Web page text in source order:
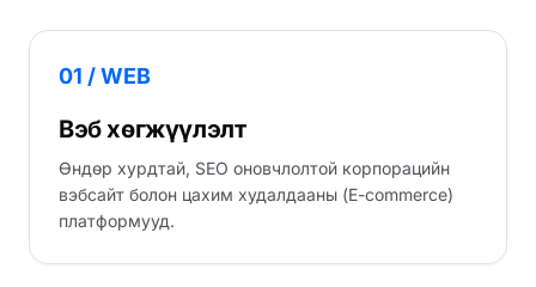
01 / WEB
Вэб хөгжүүлэлт
Өндөр хурдтай, SEO оновчлолтой корпорацийн
вэбсайт болон цахим худалдааны (E-commerce)
платформууд.